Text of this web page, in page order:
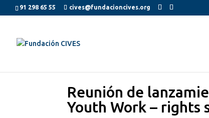
91 298 65 55 cives@fundacioncives.org
Reunión de
Youth Work – rights